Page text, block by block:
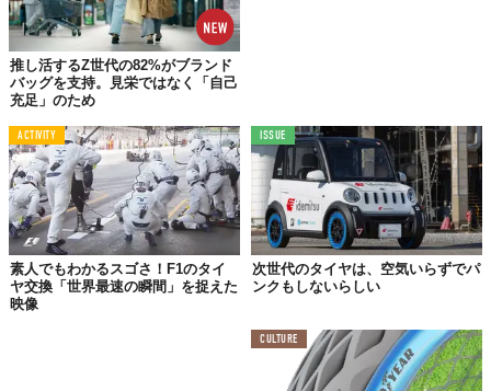
推し活するZ世代の82%がブランド
バッグを支持。見栄ではなく「自己
充足」のため
ACTIVITY
素人でもわかるスゴさ！F1のタイ
ヤ交換「世界最速の瞬間」を捉えた
映像
ISSUE
次世代のタイヤは、空気いらずでパ
ンクもしないらしい
CULTURE